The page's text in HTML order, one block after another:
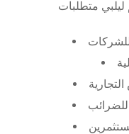
للضرائب